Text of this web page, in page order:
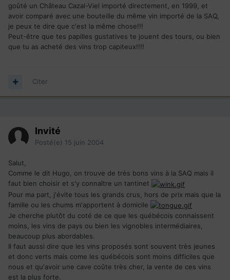
goûté un Château Cazal-Viel importé directement, en 1999, et
avoir comparé avec une bouteille du même vin importé de la SAQ,
je peux te dire que c'est la même chose!!!
Peut-être que tes papilles gustatives te jouent des tours, ou bien
que tu as acheté des vins trop capiteux!!!!
Citer
Invité
Posté(e) 15 juin 2004
Salut,
Comme le dit Hugo, on trouve de très bons vins à la SAQ mais il
faut bien choisir et s'y connaître un tantinet
Pour ma part, j'évite tous les grands crus, hors de prix mais que la
famille ou les chums m'apportent à domicile
Je cherche plutôt du coté de ce que les québécois connaissent
moins, les vins de pays ou bien les vignobles intermédiaires,
beaucoup plus abordables.
Il faut aussi dire que les vins proposés sont souvent très jeunes
et donc verts mais come les québécois sont moins difficiles que
nous et qu'avoir une cave coûte très cher, la vente de ces vins
est la plus forte.